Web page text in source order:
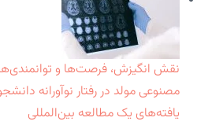
نقش انگیزش، فرصت‌ها و
مصنوعی مولد در رفتار نوآورانه
یافته‌های یک مطالعه بین‌المللی